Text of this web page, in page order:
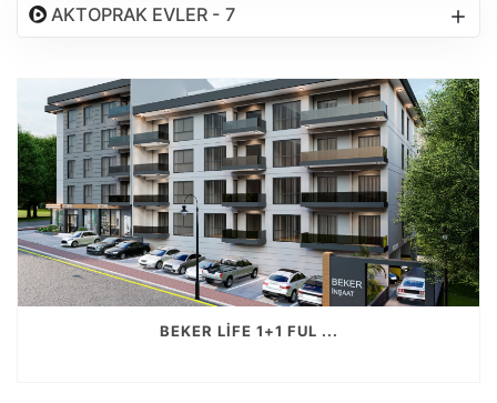
AKTOPRAK EVLER - 7
BEKER LİFE 1+1 FUL ...